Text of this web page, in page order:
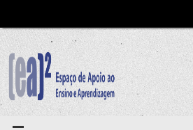
conteúdo